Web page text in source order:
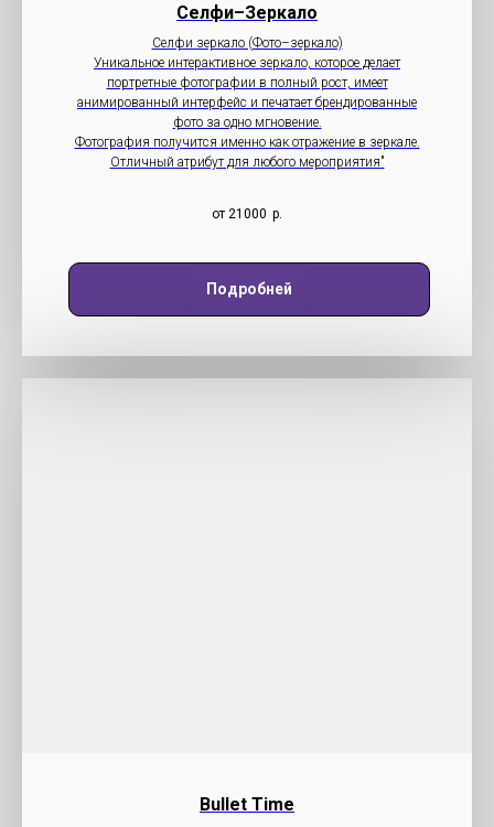
Селфи–Зеркало
Селфи зеркало (Фото–зеркало)
Уникальное интерактивное зеркало, которое делает
портретные фотографии в полный рост, имеет
анимированный интерфейс и печатает брендированные
фото за одно мгновение.
Фотография получится именно как отражение в зеркале.
Отличный атрибут для любого мероприятия"
от 21000 р.
Подробней
Bullet Time